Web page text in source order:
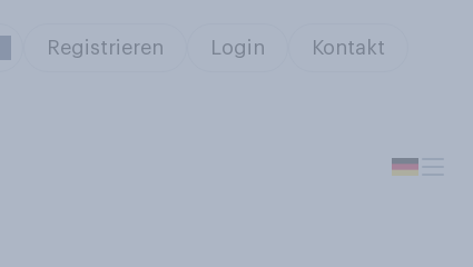
Registrieren Login Kontakt